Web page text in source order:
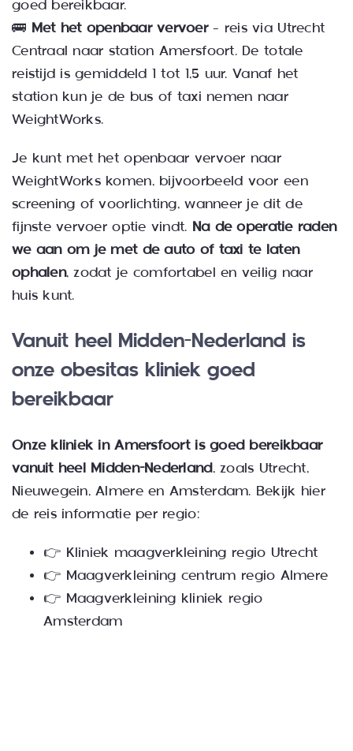
goed bereikbaar.
🚌 Met het openbaar vervoer– reis via Utrecht
Centraal naar station Amersfoort. De totale
reistijd is gemiddeld 1 tot 1,5 uur. Vanaf het
station kun je de bus of taxi nemen naar
WeightWorks.
Je kunt met het openbaar vervoer naar
WeightWorks komen, bijvoorbeeld voor een
screening of voorlichting, wanneer je dit de
fijnste vervoer optie vindt. Na de operatie raden
we aan om je met de auto of taxi te laten
ophalen, zodat je comfortabel en veilig naar
huis kunt.
Vanuit heel Midden-Nederland is
onze obesitas kliniek goed
bereikbaar
Onze kliniek in Amersfoort is goed bereikbaar
vanuit heel Midden-Nederland, zoals Utrecht,
Nieuwegein, Almere en Amsterdam. Bekijk hier
de reis informatie per regio:
👉 Kliniek maagverkleining regio Utrecht
👉 Maagverkleining centrum regio Almere
👉 Maagverkleining kliniek regio
Amsterdam